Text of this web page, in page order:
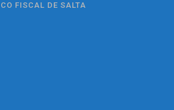
FISCAL DE SALTA